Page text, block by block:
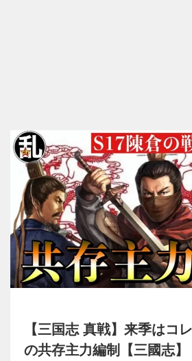
【三国志 真戦】来季はコ
の共存主力編制【三國志